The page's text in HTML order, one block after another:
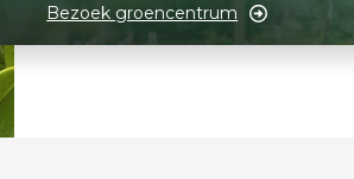
Bezoek groencentrum